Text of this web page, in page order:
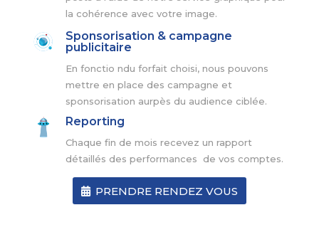
la cohérence avec votre image.
Sponsorisation & campagne
publicitaire
En fonctio ndu forfait choisi, nous pouvons
mettre en place des campagne et
sponsorisation aurpès du audience ciblée.
Reporting
Chaque fin de mois recevez un rapport
détaillés des performances de vos comptes.
PRENDRE RENDEZ VOUS